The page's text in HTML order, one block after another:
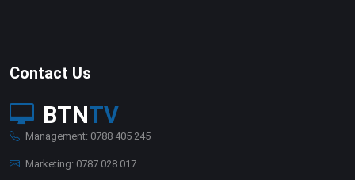
Contact Us
BTNTV
Management: 0788 405 245
Marketing: 0787 028 017